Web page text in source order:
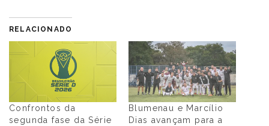
RELACIONADO
Confrontos da
segunda fase da Série
Blumenau e Marcílio
Dias avançam para a